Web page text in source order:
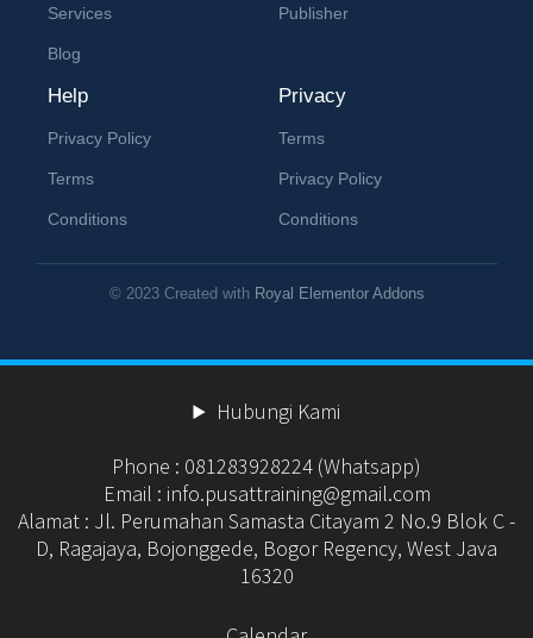
Services
Blog
Publisher
Help
Privacy Policy
Terms
Conditions
Privacy
Terms
Privacy Policy
Conditions
© 2023 Created with Royal Elementor Addons
Hubungi Kami
Phone : 081283928224 (Whatsapp)
Email : info.pusattraining@gmail.com
Alamat : Jl. Perumahan Samasta Citayam 2 No.9 Blok C -
D, Ragajaya, Bojonggede, Bogor Regency, West Java
16320